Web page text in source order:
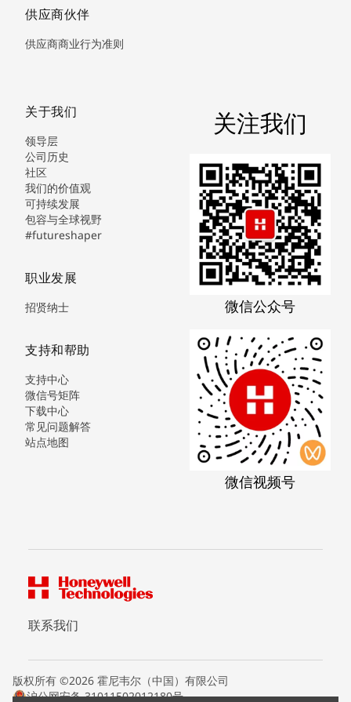
供应商伙伴
供应商商业行为准则
关于我们
领导层
公司历史
社区
我们的价值观
可持续发展
包容与全球视野
#futureshaper
职业发展
招贤纳士
支持和帮助
支持中心
微信号矩阵
下载中心
常见问题解答
站点地图
关注我们
微信公众号
微信视频号
联系我们
版权所有 ©2026 霍尼韦尔（中国）有限公司
沪公网安备 31011502012180号